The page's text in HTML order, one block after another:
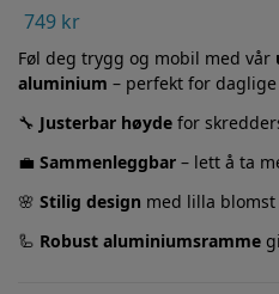
749 kr
Føl deg trygg og mobil med vår
aluminium – perfekt for
🔧 Justerbar høyde for
💼 Sammenleggbar – lett å ta
🌸 Stilig design med lilla
🦾 Robust aluminiumsramme